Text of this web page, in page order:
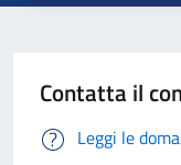
Contatta il
Leggi le